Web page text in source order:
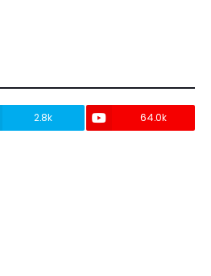
2.8k
64.0k